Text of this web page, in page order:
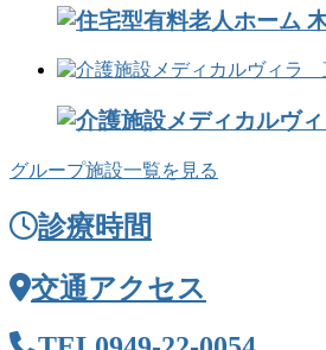
グループ施設一覧を見る
診療時間
交通アクセス